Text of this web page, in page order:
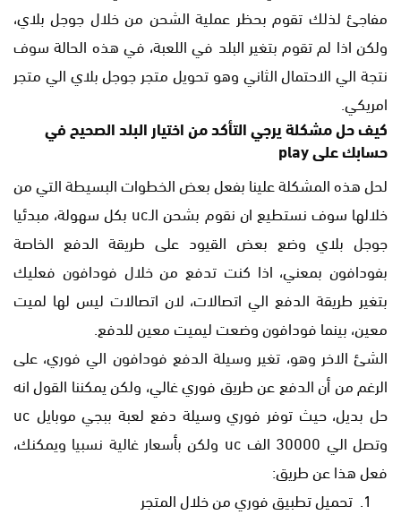
مفاجئ لذلك تقوم بحظر عملية الشحن من خلال جوجل بلاي،
ولكن اذا لم تقوم بتغير البلد في اللعبة، في هذه الحالة سوف
نتجة الي الاحتمال الثاني وهو تحويل متجر جوجل بلاي الي متجر
امريكي.
كيف حل مشكلة يرجي التأكد من اختيار البلد الصحيح في
حسابك على play
لحل هذه المشكلة علينا بفعل بعض الخطوات البسيطة التي من
خلالها سوف نستطيع ان نقوم بشحن الـuc بكل سهولة، مبدئيا
جوجل بلاي وضع بعض القيود على طريقة الدفع الخاصة
بفودافون بمعني، اذا كنت تدفع من خلال فودافون فعليك
بتغير طريقة الدفع الي اتصالات، لان اتصالات ليس لها لميت
معين، بينما فودافون وضعت ليميت معين للدفع.
الشئ الاخر وهو، تغير وسيلة الدفع فودافون الي فوري، على
الرغم من أن الدفع عن طريق فوري غالي، ولكن يمكننا القول انه
حل بديل، حيث توفر فوري وسيلة دفع لعبة ببجي موبايل uc
وتصل الي 30000 الف uc ولكن بأسعار غالية نسبيا ويمكنك،
فعل هذا عن طريق:
تحميل تطبيق فوري من خلال المتجر